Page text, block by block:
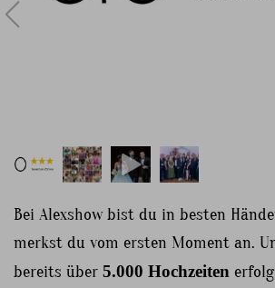
Bei Alexshow bist du in besten
merkst du vom ersten Moment an.
bereits über 5.000 Hochzeiten